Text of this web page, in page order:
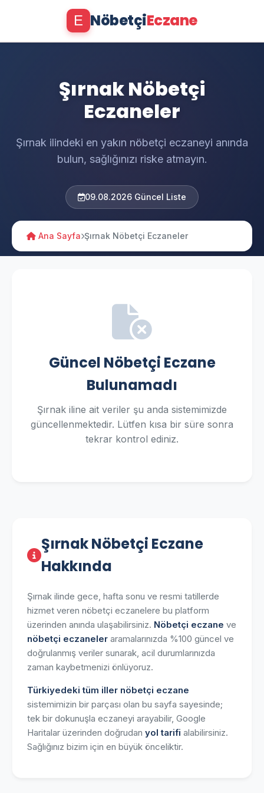
E NöbetçiEczane
Şırnak Nöbetçi
Eczaneler
Şırnak ilindeki en yakın nöbetçi eczaneyi anında
bulun, sağlığınızı riske atmayın.
09.08.2026 Güncel Liste
Ana Sayfa Şırnak Nöbetçi Eczaneler
Güncel Nöbetçi Eczane
Bulunamadı
Şırnak iline ait veriler şu anda sistemimizde
güncellenmektedir. Lütfen kısa bir süre sonra
tekrar kontrol ediniz.
Şırnak Nöbetçi Eczane
Hakkında
Şırnak ilinde gece, hafta sonu ve resmi tatillerde
hizmet veren nöbetçi eczanelere bu platform
üzerinden anında ulaşabilirsiniz. Nöbetçi eczane ve
nöbetçi eczaneler aramalarınızda %100 güncel ve
doğrulanmış veriler sunarak, acil durumlarınızda
zaman kaybetmenizi önlüyoruz.
Türkiyedeki tüm iller nöbetçi eczane
sistemimizin bir parçası olan bu sayfa sayesinde;
tek bir dokunuşla eczaneyi arayabilir, Google
Haritalar üzerinden doğrudan yol tarifi alabilirsiniz.
Sağlığınız bizim için en büyük önceliktir.